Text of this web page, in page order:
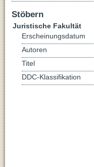
Stöbern
Juristische Fakultät
Erscheinungsdatum
Autoren
Titel
DDC-Klassifikation